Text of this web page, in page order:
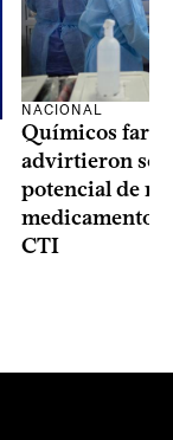
NACIONAL
Químicos
advirtieron
potencial de
medicamentos
CTI